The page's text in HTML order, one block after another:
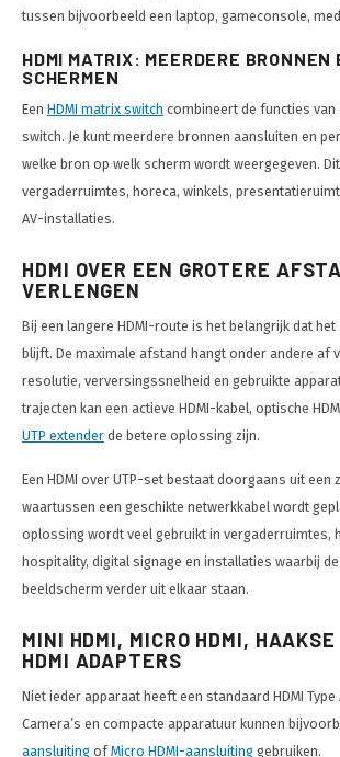
tussen bijvoorbeeld een laptop, gameconsole,
HDMI MATRIX: MEERDERE BRONNEN
SCHERMEN
Een HDMI matrix switch combineert de functies van
switch. Je kunt meerdere bronnen aansluiten en
welke bron op welk scherm wordt weergegeven.
vergaderruimtes, horeca, winkels,
AV-installaties.
HDMI OVER EEN GROTERE
VERLENGEN
Bij een langere HDMI-route is het belangrijk dat
blijft. De maximale afstand hangt onder andere af
resolutie, verversingssnelheid en gebruikte
trajecten kan een actieve HDMI-kabel, optische
UTP extender de betere oplossing zijn.
Een HDMI over UTP-set bestaat doorgaans uit een
waartussen een geschikte netwerkkabel wordt
oplossing wordt veel gebruikt in vergaderruimtes,
hospitality, digital signage en installaties waarbij
beeldscherm verder uit elkaar staan.
MINI HDMI, MICRO HDMI, HAAKSE
HDMI ADAPTERS
Niet ieder apparaat heeft een standaard HDMI
Camera’s en compacte apparatuur kunnen
aansluiting ofMicro HDMI-aansluiting gebruiken.